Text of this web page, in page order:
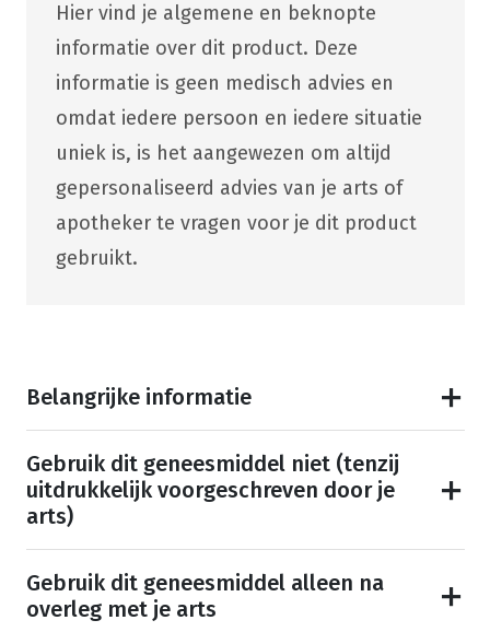
Hier vind je algemene en beknopte
informatie over dit product. Deze
informatie is geen medisch advies en
omdat iedere persoon en iedere situatie
uniek is, is het aangewezen om altijd
gepersonaliseerd advies van je arts of
apotheker te vragen voor je dit product
gebruikt.
Belangrijke informatie
Gebruik dit geneesmiddel niet (tenzij
uitdrukkelijk voorgeschreven door je
arts)
Gebruik dit geneesmiddel alleen na
overleg met je arts